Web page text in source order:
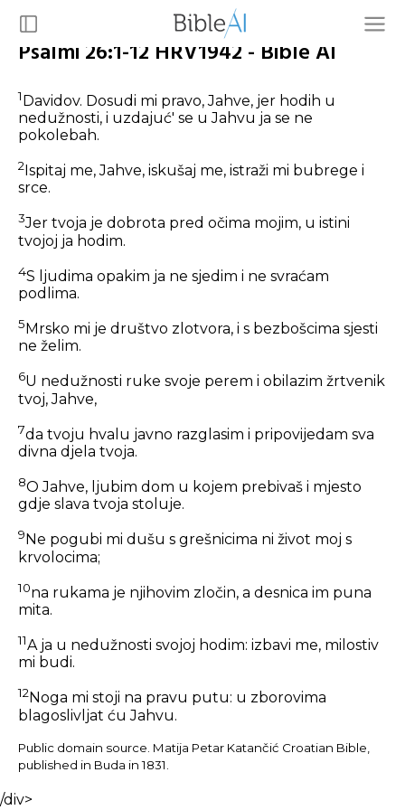
Psalmi 26:1-12 HRV1942 - Bible AI
1Davidov. Dosudi mi pravo, Jahve, jer hodih u
nedužnosti, i uzdajuć' se u Jahvu ja se ne
pokolebah.
2 Ispitaj me, Jahve, iskušaj me, istraži mi bubrege i
srce.
3Jer tvoja je dobrota pred očima mojim, u istini
tvojoj ja hodim.
4S ljudima opakim ja ne sjedim i ne svraćam
podlima.
5 Mrsko mi je društvo zlotvora, i s bezbošcima sjesti
ne želim.
6U nedužnosti ruke svoje perem i obilazim žrtvenik
tvoj, Jahve,
7da tvoju hvalu javno razglasim i pripovijedam sva
divna djela tvoja.
8O Jahve, ljubim dom u kojem prebivaš i mjesto
gdje slava tvoja stoluje.
9 Ne pogubi mi dušu s grešnicima ni život moj s
krvolocima;
10na rukama je njihovim zločin, a desnica im puna
mita.
11A ja u nedužnosti svojoj hodim: izbavi me, milostiv
mi budi.
12Noga mi stoji na pravu putu: u zborovima
blagoslivljat ću Jahvu.
Public domain source. Matija Petar Katančić Croatian Bible,
published in Buda in 1831.
/div>